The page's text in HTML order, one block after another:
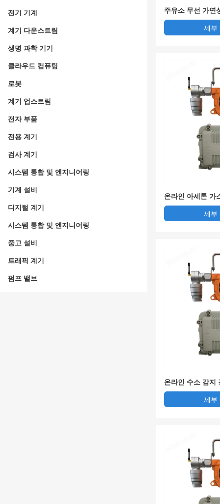
전기 기계
계기 다운스트림
생명 과학 기기
클라우드 컴퓨팅
로봇
계기 업스트림
전자 부품
전용 계기
검사 계기
시스템 통합 및 엔지니어링
기계 설비
디지털 계기
시스템 통합 및 엔지니어링
중고 설비
트래픽 계기
펌프 밸브
주유소 무선 가연
전력 공급 설치 면
세부
온라인 아세톤 가
세부
온라인 수소 감지
세부